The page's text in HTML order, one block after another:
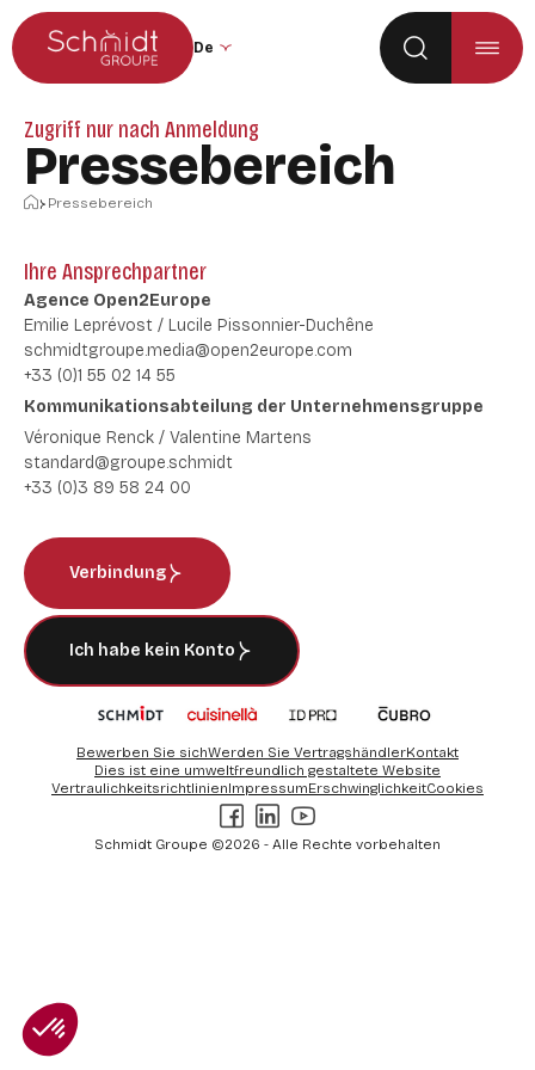
Zum Hauptmenü
Zum Inhalt springen
Sprache der Website ändern (die Seite
Zugriff nur nach Anmeldung
Pressebereich
Startseite
Pressebereich
Ihre Ansprechpartner
Agence Open2Europe
Emilie Leprévost / Lucile Pissonnier-Duchêne
schmidtgroupe.media@open2europe.com
+33 (0)1 55 02 14 55
Kommunikationsabteilung der Unternehmensgruppe
Véronique Renck / Valentine Martens
standard@groupe.schmidt
+33 (0)3 89 58 24 00
Verbindung
Ich habe kein Konto
Schmidt Groupe ©2026 - Alle Rechte vorbehalten
Bewerben Sie sichWerden Sie VertragshändlerKontakt
Dies ist eine umweltfreundlich gestaltete Website
VertraulichkeitsrichtlinienImpressumErschwinglichkeitCookies
Facebook
LinkedIn
Youtube